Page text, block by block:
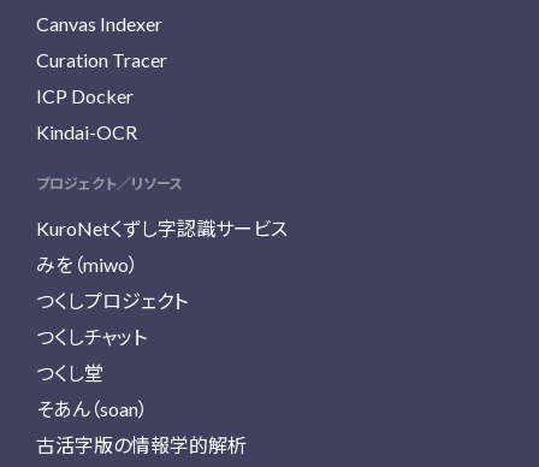
Canvas Indexer
Curation Tracer
ICP Docker
Kindai-OCR
プロジェクト／リソース
KuroNetくずし字認識サービス
みを（miwo）
つくしプロジェクト
つくしチャット
つくし堂
そあん（soan）
古活字版の情報学的解析